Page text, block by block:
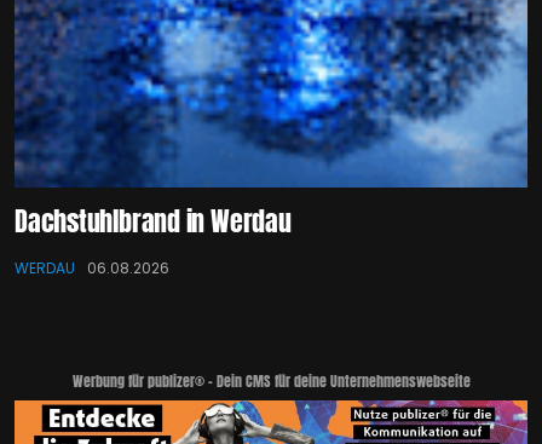
Dachstuhlbrand in Werdau
WERDAU 06.08.2026
Werbung für publizer® - Dein CMS für deine Unternehmenswebseite